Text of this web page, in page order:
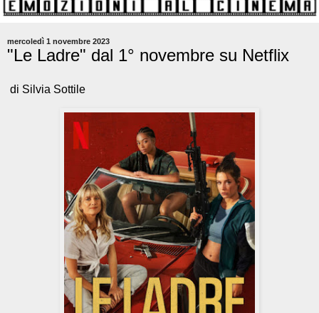
mercoledì 1 novembre 2023
"Le Ladre" dal 1° novembre su Netflix
di Silvia Sottile